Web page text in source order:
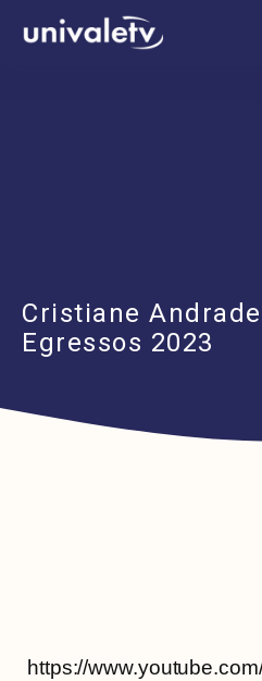
conteúdo
Cristiane
Egressos 2023
https://